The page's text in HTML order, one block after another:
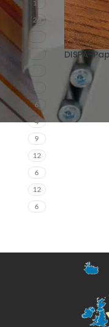
17
26
12
6
4
9
12
6
12
6
DISPA-